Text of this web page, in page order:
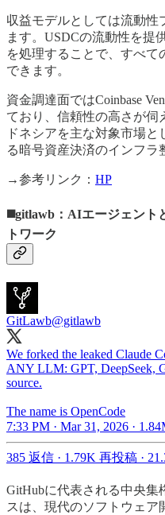
収益モデルとしては流動性
ます。USDCの流動性を提
を処理することで、すべて
できます。
資金調達面ではCoinbase
ており、信頼性の高さが伺
ドネシアを主な対象市場
る暗号資産決済のインフラ
→参考リンク： HP
◼️gitlawb：AIエージェント
トワーク
GitLawb@gitlawb
We forked the leaked Claude
ANY LLM: GPT, DeepSeek,
source.
The name is OpenCode
7:33 PM · Mar 31, 2026 ·
385 返信 · 1.79K 再投稿 ·
GitHubに代表される中央
スは、現代のソフトウェア